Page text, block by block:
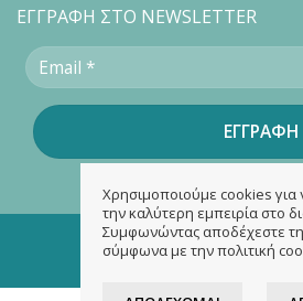
ΕΓΓΡΑΦΗ ΣΤΟ NEWSLETTER
Copyright 2026 ©
Designed &
Χρησιμοποιούμε cookies
την καλύτερη εμπειρία στο
Συμφωνώντας αποδέχεστε
σύμφωνα με την πολιτική